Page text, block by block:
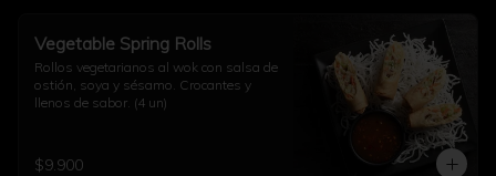
Vegetable Spring Rolls
Rollos vegetarianos al wok con salsa de
ostión, soya y sésamo. Crocantes y
llenos de sabor. (4 un)
$9.900